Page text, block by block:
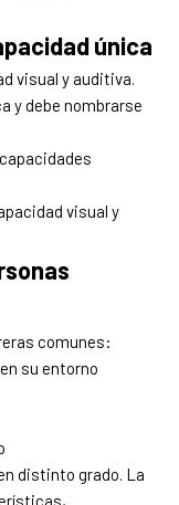
única
visual y auditiva.
y debe nombrarse
visual y
comunes:
su entorno
distinto grado. La